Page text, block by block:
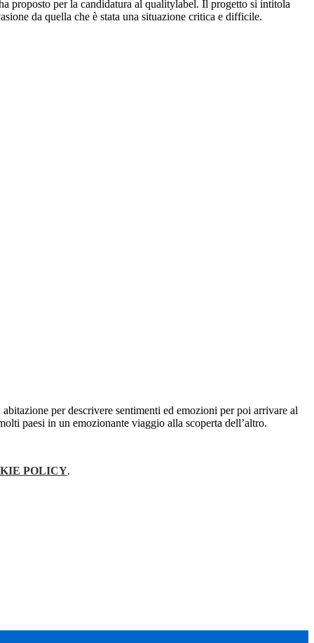
proposto per la candidatura al qualitylabel. Il progetto si intitola
da quella che è stata una situazione critica e difficile.
per descrivere sentimenti ed emozioni per poi arrivare al
paesi in un emozionante viaggio alla scoperta dell’altro.
POLICY.